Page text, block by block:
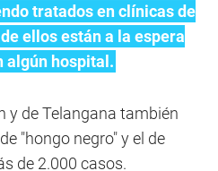
tratados en clínicas de
ellos están a la espera
algún hospital.
y de Telangana también
"hongo negro" y el de
de 2.000 casos.